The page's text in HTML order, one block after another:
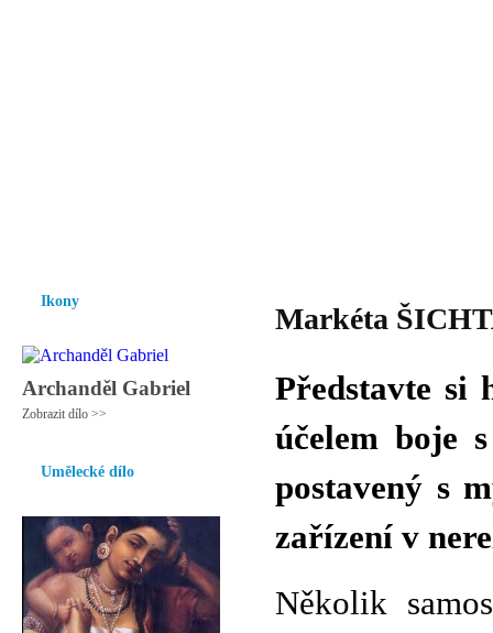
Ikony
Archanděl Gabriel
Zobrazit dílo >>
Umělecké dílo
Markéta
Představte si
účelem boje
postavený s
zařízení v
Několik